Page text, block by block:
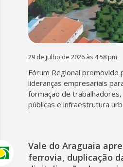
29 de julho de 2026 às 4:58 pm
Fórum Regional promovido
lideranças empresariais
formação de
públicas e infraestrutura
Vale do Araguaia
ferrovia, duplicação